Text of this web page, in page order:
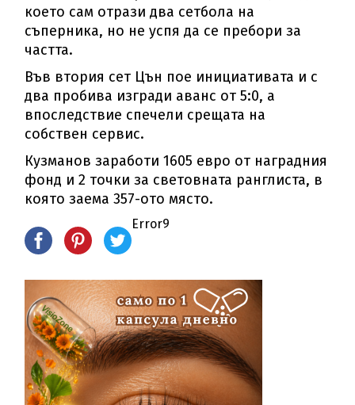
което сам отрази два сетбола на
съперника, но не успя да се пребори за
частта.
Във втория сет Цън пое инициативата и с
два пробива изгради аванс от 5:0, а
впоследствие спечели срещата на
собствен сервис.
Кузманов заработи 1605 евро от наградния
фонд и 2 точки за световната ранглиста, в
която заема 357-ото място.
Error9